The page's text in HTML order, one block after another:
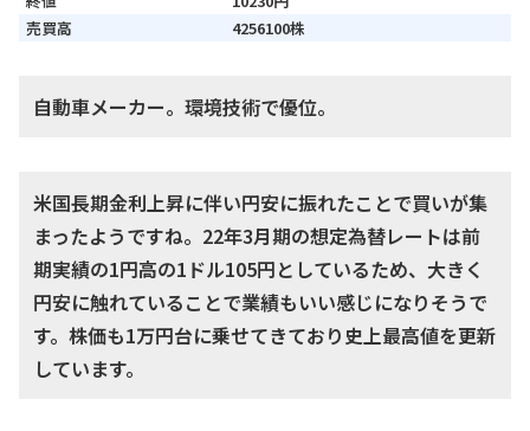
売買高
4256100株
自動車メーカー。環境技術で優位。
米国長期金利上昇に伴い円安に振れたことで買いが集
まったようですね。22年3月期の想定為替レートは前
期実績の1円高の1ドル105円としているため、大きく
円安に触れていることで業績もいい感じになりそうで
す。株価も1万円台に乗せてきており史上最高値を更新
しています。